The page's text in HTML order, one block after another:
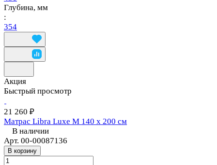
Глубина, мм
:
354
Акция
Быстрый просмотр
21 260 ₽
Матрас Libra Luxe M 140 х 200 см
В наличии
Арт. 00-00087136
В корзину